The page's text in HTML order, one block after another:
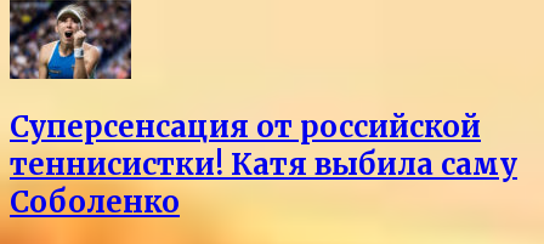
Суперсенсация от российской
теннисистки! Катя выбила саму
Соболенко